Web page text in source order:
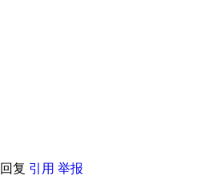
回复 引用 举报